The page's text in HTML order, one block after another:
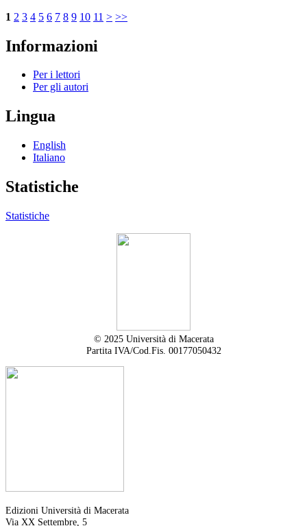
1 2 3 4 5 6 7 8 9 10 11 > >>
Informazioni
Per i lettori
Per gli autori
Lingua
English
Italiano
Statistiche
Statistiche
© 2025 Università di Macerata
Partita IVA/Cod.Fis. 00177050432
Edizioni Università di Macerata
Via XX Settembre, 5